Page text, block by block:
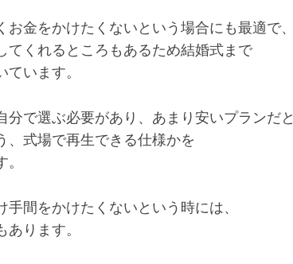
金をかけたくないという場合にも最適で、
てくれるところもあるため結婚式まで
います。
で選ぶ必要があり、あまり安いプランだと
、式場で再生できる仕様かを
間をかけたくないという時には、
ります。